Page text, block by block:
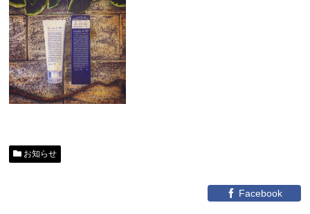
お知らせ
Facebook